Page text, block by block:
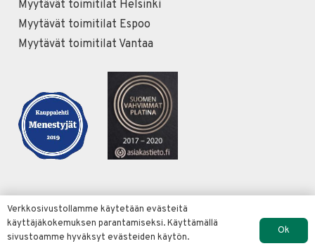
Myytävät toimitilat Helsinki
Myytävät toimitilat Espoo
Myytävät toimitilat Vantaa
© Copyright Conorin Oy 2022 |Verkkosivut Merja
Verkkosivustollamme käytetään evästeitä
käyttäjäkokemuksen parantamiseksi. Käyttämällä
sivustoamme hyväksyt evästeiden käytön.
Ok